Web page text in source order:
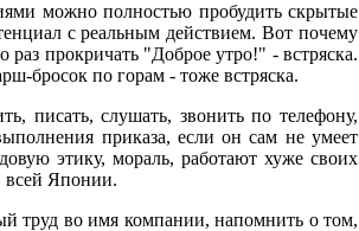
можно полностью пробудить скрытые
с реальным действием. Вот почему
прокричать "Доброе утро!" - встряска.
бросок по горам - тоже встряска.
писать, слушать, звонить по телефону,
приказа, если он сам не умеет
этику, мораль, работают хуже своих
всей Японии.
труд во имя компании, напомнить о том,